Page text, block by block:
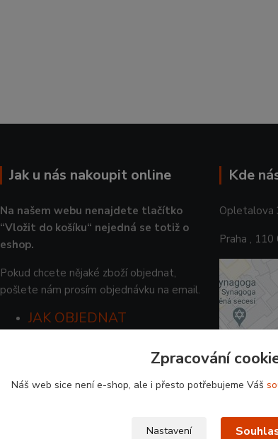
Jak u nás nakoupit online
Na našem webu nenajdete tlačítko
“Vložit do košíku“ nejedná se totiž o
eshop.
Pokud chcete nějaké zboží objednat,
pošlete nám prosím objednávku na email.
JAK OBJEDNAT
Kde
Opletalova
Praha , 110
Zpracování
Náš web sice není e-shop, ale i přesto potřebujeme Váš
Nastavení